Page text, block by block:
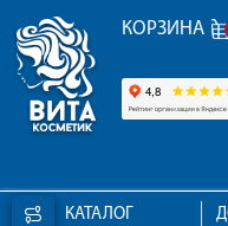
КОРЗИНА
КАТАЛОГ